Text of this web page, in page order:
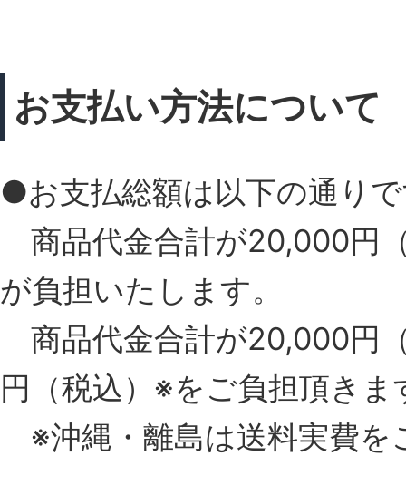
お支払い方法について
●お支払総額は以下の通り
商品代金合計が20,000円
が負担いたします。
商品代金合計が20,000円
円（税込）※をご負担頂きま
※沖縄・離島は送料実費を